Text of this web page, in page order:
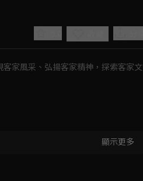
家風采、弘揚客家精神，探索客家文
顯示更多